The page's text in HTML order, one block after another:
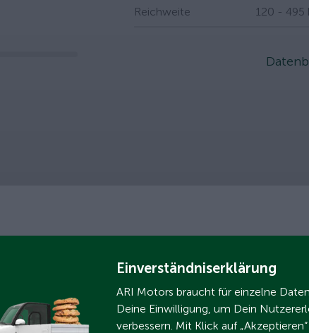
Reichweite 120 - 495
Einverständniserklärung
ARI Motors braucht für einzelne
Deine Einwilligung, um Dein
verbessern. Mit Klick auf